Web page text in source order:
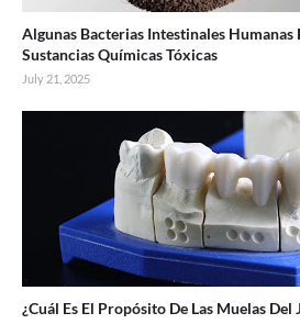
Algunas Bacterias Intestinales Humanas
Sustancias Químicas Tóxicas
July 21, 2025
¿Cuál Es El Propósito De Las Muelas Del